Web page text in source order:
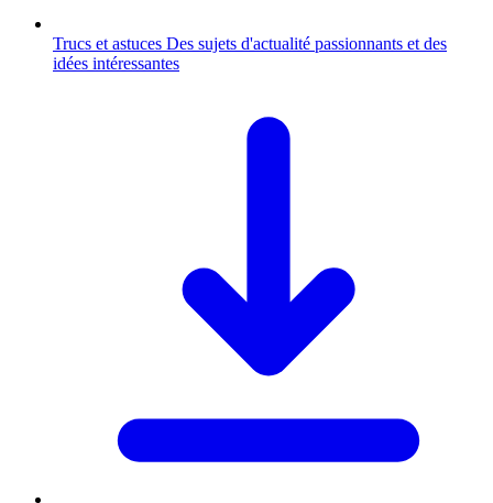
Trucs et astuces Des sujets d'actualité passionnants et des
idées intéressantes